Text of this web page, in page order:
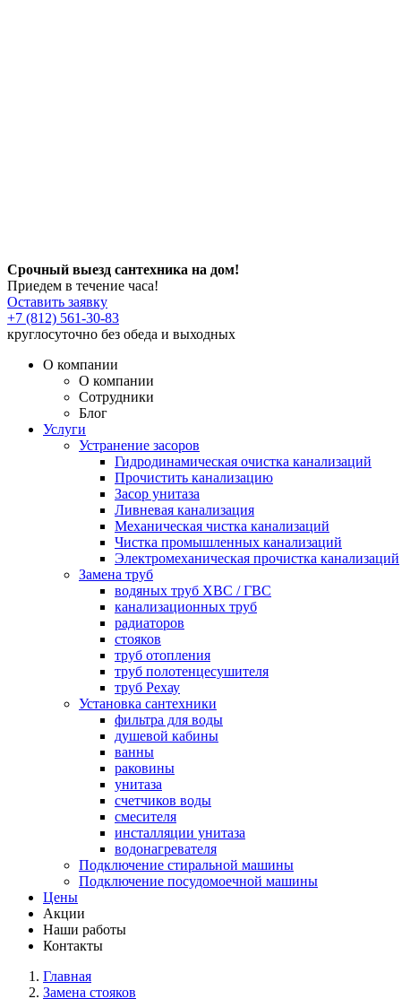
Срочный выезд сантехника на дом!
Приедем в течение часа!
Оставить заявку
+7 (812) 561-30-83
круглосуточно без обеда и выходных
О компании
О компании
Сотрудники
Блог
Услуги
Устранение засоров
Гидродинамическая очистка канализаций
Прочистить канализацию
Засор унитаза
Ливневая канализация
Механическая чистка канализаций
Чистка промышленных канализаций
Электромеханическая прочистка канализаций
Замена труб
водяных труб ХВС / ГВС
канализационных труб
радиаторов
стояков
труб отопления
труб полотенцесушителя
труб Рехау
Установка сантехники
фильтра для воды
душевой кабины
ванны
раковины
унитаза
счетчиков воды
смесителя
инсталляции унитаза
водонагревателя
Подключение стиральной машины
Подключение посудомоечной машины
Цены
Акции
Наши работы
Контакты
Главная
Замена стояков